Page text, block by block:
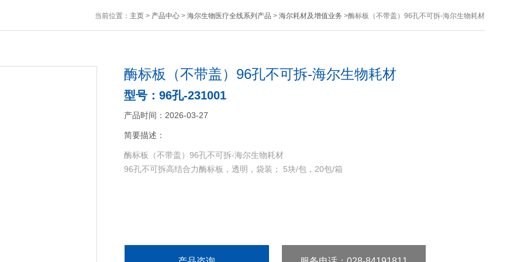
当前位置： 主页> 产品中心> 海尔生物医疗全线系列产品 > 海尔耗材及增值业务 >酶标板（不带盖）96孔不可拆-海尔生物耗材
酶标板（不带盖）96孔不可拆-海尔生物耗材
型号：96孔-231001
产品时间：2026-03-27
简要描述：
酶标板（不带盖）96孔不可拆-海尔生物耗材
96孔不可拆高结合力酶标板，透明，袋装； 5块/包，20包/箱